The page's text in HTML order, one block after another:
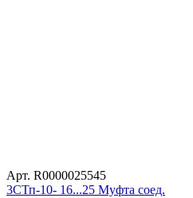
Арт. R0000025545
3СТп-10- 16...25 Муфта соед.